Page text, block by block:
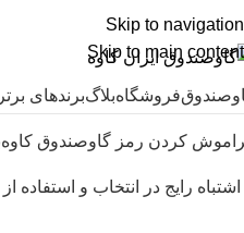
Skip to navigation
Skip to main content
فروشگاهبلاگبرندهای برتر
کردن رمز گاوصندوق کاوه
آرشیو برچسب ها